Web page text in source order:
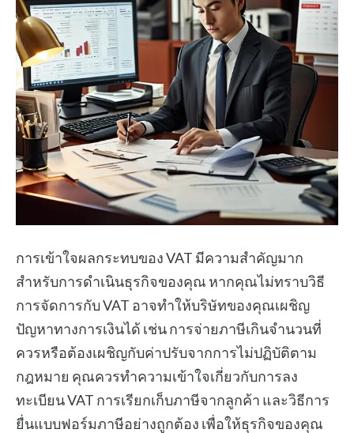
การเข้าใจผลกระทบของ VAT มีความสำคัญมาก
สำหรับการดำเนินธุรกิจของคุณ หากคุณไม่ทราบวิธี
การจัดการกับ VAT อาจทำให้บริษัทของคุณเผชิญ
ปัญหาทางการเงินได้ เช่น การจ่ายภาษีเกินจำนวนที่
ควรหรือต้องเผชิญกับค่าปรับจากการไม่ปฏิบัติตาม
กฎหมาย คุณควรทำความเข้าใจเกี่ยวกับการลง
ทะเบียน VAT การเรียกเก็บภาษีจากลูกค้า และวิธีการ
ยื่นแบบฟอร์มภาษีอย่างถูกต้อง เพื่อให้ธุรกิจของคุณ